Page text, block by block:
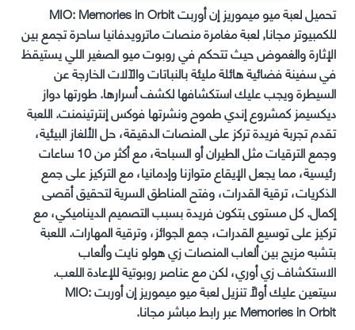
تحميل لعبة ميو ميموريز إن أوربت MIO: Memories in Orbit
للكمبيوتر مجانا, لعبة مغامرة منصات ماترويدفانيا ساحرة تجمع بين
الإثارة والغموض حيث تتحكم في روبوت ميو الصغير اللي يستيقظ
في سفينة فضائية هائلة مليئة بالنباتات والآلات الخارجة عن
السيطرة ويجب عليك استكشافها لكشف أسرارها. طورتها دواز
ديكسيمز كمشروع إندي طموح ونشرتها فوكس إنترتينمنت. اللعبة
تقدم تجربة فريدة تركز على المنصات الدقيقة، حل الألغاز البيئية،
وجمع الترقيات مثل الطيران أو السباحة، مع أكثر من 10 ساعات
رئيسية، مما يجعل الإيقاع متوازنا وإدمانيا، مع التركيز على جمع
الذكريات، ترقية القدرات، وفتح المناطق السرية لتحقيق أقصى
إكمال. كل مستوى بتكون فريدة بسبب التصميم الديناميكي، مع
تركيز على توسيع القدرات، جمع الجوائز، وترقية المهارات. اللعبة
بتشبه مزيج بين ألعاب المنصات زي هولو نايت وألعاب
الاستكشاف زي أوري، لكن مع عناصر روبوتية للإعادة اللعب.
سيتعين عليك أولاً تنزيل لعبة ميو ميموريز إن أوربت MIO:
Memories in Orbit عبر رابط مباشر مجانا.